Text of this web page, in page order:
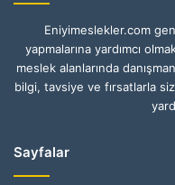
Eniyimeslekler.com
yapmalarına yardımcı
meslek alanlarında
bilgi, tavsiye ve fırsatlarla
Sayfalar